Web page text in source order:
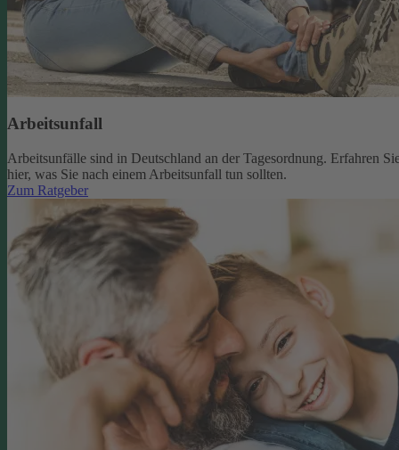
Arbeitsunfall
Arbeitsunfälle sind in Deutschland an der Tagesordnung. Erfahren
hier, was Sie nach einem Arbeitsunfall tun sollten.
Zum Ratgeber